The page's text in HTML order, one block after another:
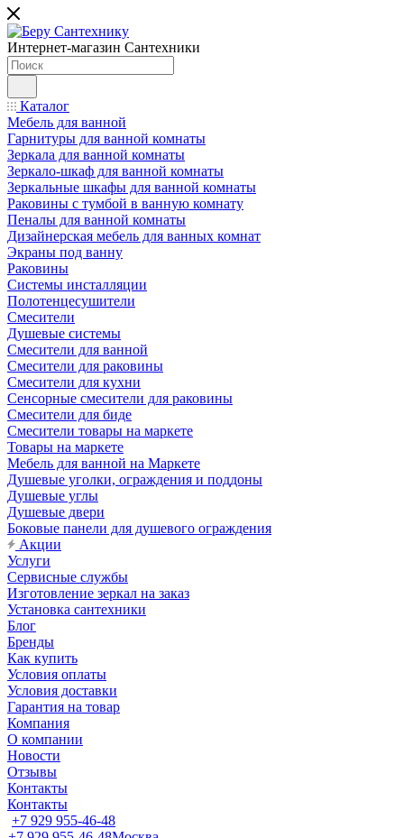
Интернет-магазин Сантехники
Каталог
Мебель для ванной
Гарнитуры для ванной комнаты
Зеркала для ванной комнаты
Зеркало-шкаф для ванной комнаты
Зеркальные шкафы для ванной комнаты
Раковины с тумбой в ванную комнату
Пеналы для ванной комнаты
Дизайнерская мебель для ванных комнат
Экраны под ванну
Раковины
Системы инсталляции
Полотенцесушители
Смесители
Душевые системы
Смесители для ванной
Смесители для раковины
Смесители для кухни
Сенсорные смесители для раковины
Смесители для биде
Смесители товары на маркете
Товары на маркете
Мебель для ванной на Маркете
Душевые уголки, ограждения и поддоны
Душевые углы
Душевые двери
Боковые панели для душевого ограждения
Акции
Услуги
Сервисные службы
Изготовление зеркал на заказ
Установка сантехники
Блог
Бренды
Как купить
Условия оплаты
Условия доставки
Гарантия на товар
Компания
О компании
Новости
Отзывы
Контакты
Контакты
+7 929 955-46-48